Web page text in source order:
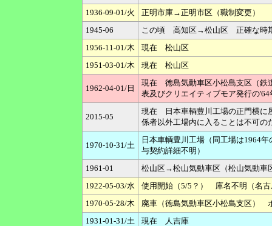
1936-09-01/火
正明市庫→正明市区（職制変更）
1945-06
この頃 高知区→松山区 正確な時
1956-11-01/木
現在 松山区
1951-03-01/木
現在 松山区
1962-04-01/日
現在 徳島気動車区小松島支区（鉄
表及びクリエイティブモア発行の
2015-05
現在 日本車輌豊川工場の正門横に
係者以外工場内に入ることは不可
1970-10-31/土
日本車輌豊川工場（同工場は1964
与契約詳細不明）
1961-01
松山区→松山気動車区（松山気動車
1922-05-03/水
使用開始（5/5？） 庫名不明（名古
1970-05-28/木
廃車（徳島気動車区小松島支区）
1931-01-31/土
現在 人吉庫